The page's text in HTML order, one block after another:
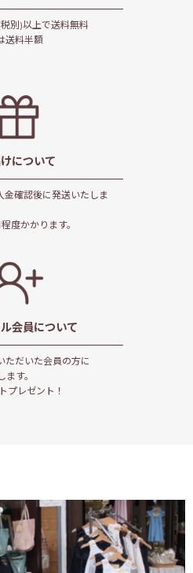
別)以上で送料無料
送料半額
について
金確認後に発送いたしま
度かかります。
会員について
ただいた会員の方に
す。
プレゼント！